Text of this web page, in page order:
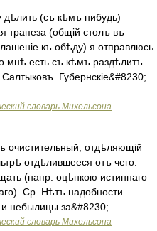
(съ кѣмъ нибудь)
трапеза (общій столъ въ
къ обѣду) я отправлюсь
мнѣ есть съ кѣмъ раздѣлитъ
Губернскіе&#8230;
словарь Михельсона
очистительный, отдѣляющій
отдѣлившееся отъ чего.
(напр. оцѣнкою истиннаго
Ср. Нѣтъ надобности
небылицы за&#8230; …
словарь Михельсона